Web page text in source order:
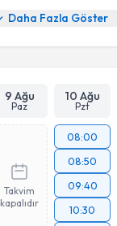
Daha Fazla Göster
9 Ağu
Paz
10 Ağu
Pzt
Takvim
kapalıdır
08:00
08:50
09:40
10:30